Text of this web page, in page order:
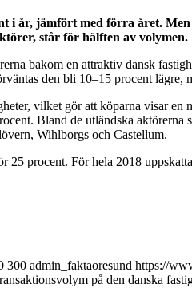
i år, jämfört med förra året.
står för hälften av volymen.
bakom en attraktiv dansk
den bli 10–15 procent lägre,
vilket gör att köparna visar en
Bland de utländska aktörerna
Wihlborgs och Castellum.
25 procent. För hela 2018
300 admin_faktaoresund https://
på den danska